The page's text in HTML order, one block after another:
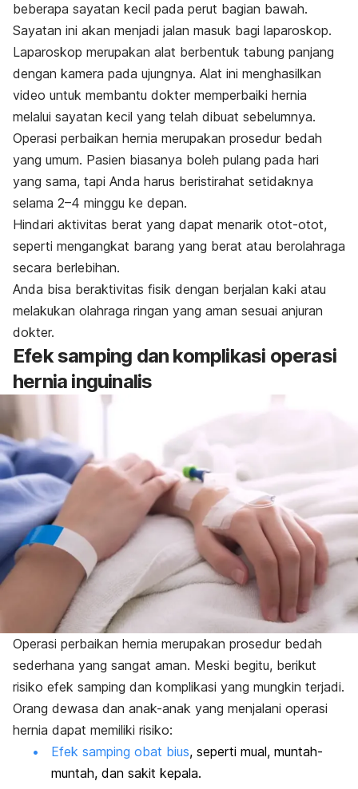
beberapa sayatan kecil pada perut bagian bawah.
Sayatan ini akan menjadi jalan masuk bagi laparoskop.
Laparoskop merupakan alat berbentuk tabung panjang
dengan kamera pada ujungnya. Alat ini menghasilkan
video untuk membantu dokter memperbaiki hernia
melalui sayatan kecil yang telah dibuat sebelumnya.
Operasi perbaikan hernia merupakan prosedur bedah
yang umum. Pasien biasanya boleh pulang pada hari
yang sama, tapi Anda harus beristirahat setidaknya
selama 2–4 minggu ke depan.
Hindari aktivitas berat yang dapat menarik otot-otot,
seperti mengangkat barang yang berat atau berolahraga
secara berlebihan.
Anda bisa beraktivitas fisik dengan berjalan kaki atau
melakukan olahraga ringan yang aman sesuai anjuran
dokter.
Efek samping dan komplikasi operasi
hernia inguinalis
Operasi perbaikan hernia merupakan prosedur bedah
sederhana yang sangat aman. Meski begitu, berikut
risiko efek samping dan komplikasi yang mungkin terjadi.
Orang dewasa dan anak-anak yang menjalani operasi
hernia dapat memiliki risiko:
Efek samping obat bius, seperti mual, muntah-
muntah, dan sakit kepala.